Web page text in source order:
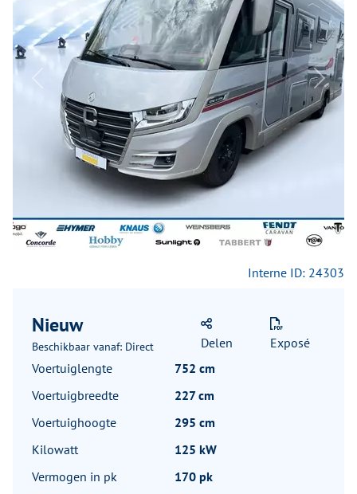
Previous Next
Interne ID: 24303
Nieuw
Beschikbaar vanaf: Direct Delen
Exposé
Voertuiglengte
752 cm
Voertuigbreedte
227 cm
Voertuighoogte
295 cm
Kilowatt
125 kW
Vermogen in pk
170 pk